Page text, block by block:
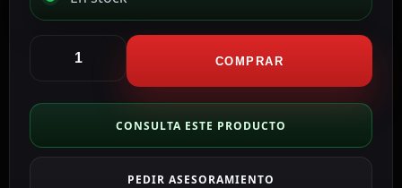
Módulo
conectar
transmisores
VHF
terceros
COMPRAR
CONSULTA ESTE PRODUCTO
PEDIR ASESORAMIENTO